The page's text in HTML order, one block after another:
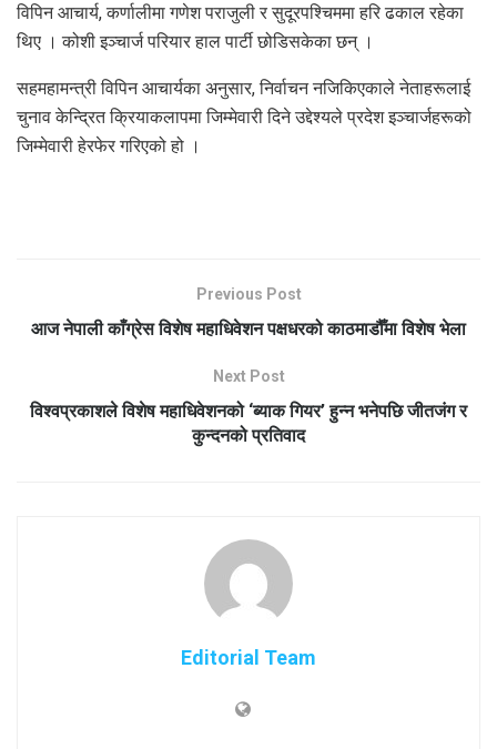
विपिन आचार्य, कर्णालीमा गणेश पराजुली र सुदूरपश्चिममा हरि ढकाल रहेका
थिए । कोशी इञ्चार्ज परियार हाल पार्टी छोडिसकेका छन् ।
सहमहामन्त्री विपिन आचार्यका अनुसार, निर्वाचन नजिकिएकाले नेताहरूलाई
चुनाव केन्द्रित क्रियाकलापमा जिम्मेवारी दिने उद्देश्यले प्रदेश इञ्चार्जहरूको
जिम्मेवारी हेरफेर गरिएको हो ।
Previous Post
आज नेपाली काँग्रेस विशेष महाधिवेशन पक्षधरको काठमाडौँमा विशेष भेला
Next Post
विश्वप्रकाशले विशेष महाधिवेशनको ‘ब्याक गियर’ हुन्न भनेपछि जीतजंग र
कुन्दनको प्रतिवाद
Editorial Team